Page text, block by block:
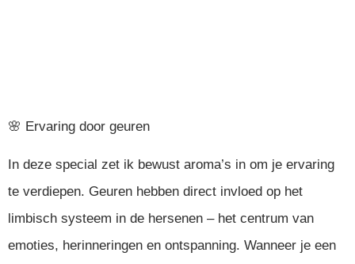
🌸 Ervaring door geuren
In deze special zet ik bewust aroma’s in om je ervaring
te verdiepen. Geuren hebben direct invloed op het
limbisch systeem in de hersenen – het centrum van
emoties, herinneringen en ontspanning. Wanneer je een